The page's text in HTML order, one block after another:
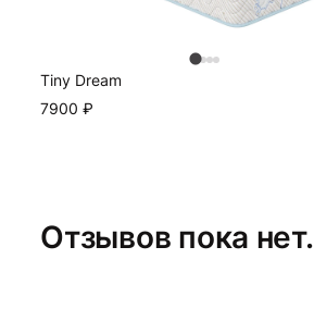
Tiny Dream
7900₽
Отзывов пока нет.